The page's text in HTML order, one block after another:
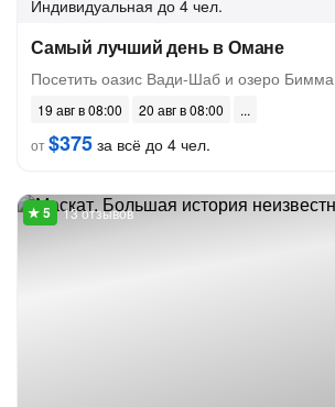
Индивидуальная до 4 чел.
Самый лучший день в Омане
Посетить оазис Вади-Шаб и озеро Бимма
19 авг в 08:00
20 авг в 08:00
от$375 за всё до 4 чел.
13 отзывов